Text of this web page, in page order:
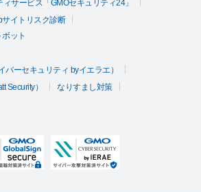
サービス「GMOセキュリティ24」
サイトリスク診断
ット
ーセキュリティ byイエラエ）
Security）
なりすまし対策